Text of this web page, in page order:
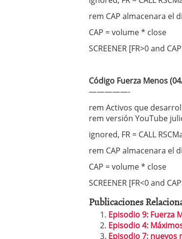
rem CAP almacenara el
CAP = volume * close
SCREENER [FR>0 and
Código Fuerza Menos
—————-
rem Activos que
rem versión YouTube
ignored, FR = CALL
rem CAP almacenara el
CAP = volume * close
SCREENER [FR<0 and
Publicaciones
Episodio 9: Fuerza
Episodio 4:
Episodio 7: nuevos